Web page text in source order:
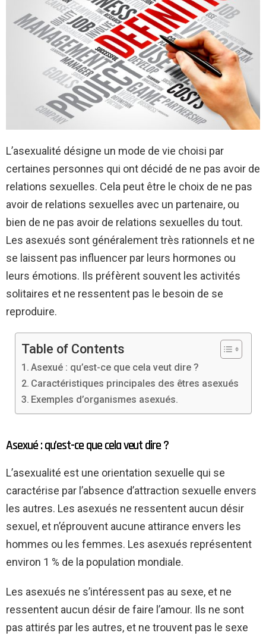
L’asexualité désigne un mode de vie choisi par
certaines personnes qui ont décidé de ne pas avoir de
relations sexuelles. Cela peut être le choix de ne pas
avoir de relations sexuelles avec un partenaire, ou
bien de ne pas avoir de relations sexuelles du tout.
Les asexués sont généralement très rationnels et ne
se laissent pas influencer par leurs hormones ou
leurs émotions. Ils préfèrent souvent les activités
solitaires et ne ressentent pas le besoin de se
reproduire.
Table of Contents
Asexué : qu’est-ce que cela veut dire ?
Caractéristiques principales des êtres asexués
Exemples d’organismes asexués.
Asexué : qu’est-ce que cela veut dire ?
L’asexualité est une orientation sexuelle qui se
caractérise par l’absence d’attraction sexuelle envers
les autres. Les asexués ne ressentent aucun désir
sexuel, et n’éprouvent aucune attirance envers les
hommes ou les femmes. Les asexués représentent
environ 1 % de la population mondiale.
Les asexués ne s’intéressent pas au sexe, et ne
ressentent aucun désir de faire l’amour. Ils ne sont
pas attirés par les autres, et ne trouvent pas le sexe